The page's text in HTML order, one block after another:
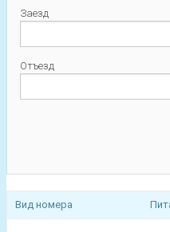
Заезд
Отъезд
Вид номера